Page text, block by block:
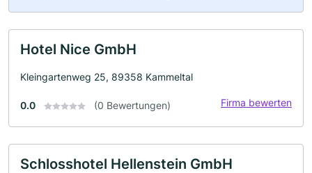
Hotel Nice GmbH
Kleingartenweg 25, 89358 Kammeltal
0.0 (0 Bewertungen) Firma bewerten
Schlosshotel Hellenstein GmbH